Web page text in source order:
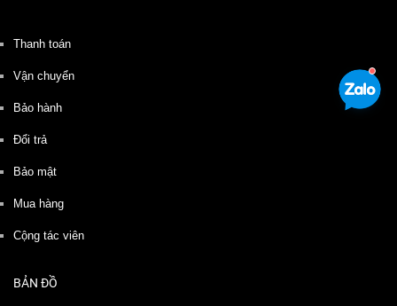
Thanh toán
Vận chuyển
Bảo hành
Đổi trả
Bảo mật
Mua hàng
Cộng tác viên
BẢN ĐỒ